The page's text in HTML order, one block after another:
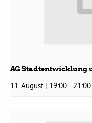
AG Stadtentwicklung
11. August | 19:00 - 21:00